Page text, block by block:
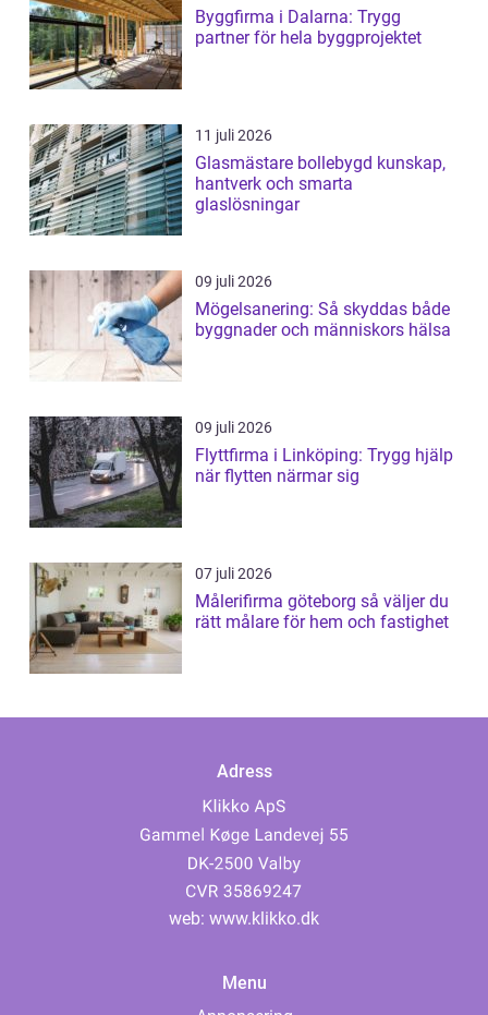
Byggfirma i Dalarna: Trygg
partner för hela byggprojektet
11 juli 2026
Glasmästare bollebygd kunskap,
hantverk och smarta
glaslösningar
09 juli 2026
Mögelsanering: Så skyddas både
byggnader och människors hälsa
09 juli 2026
Flyttfirma i Linköping: Trygg hjälp
när flytten närmar sig
07 juli 2026
Målerifirma göteborg så väljer du
rätt målare för hem och fastighet
Adress
web: www.klikko.dk
Menu